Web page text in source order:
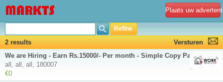
Plaats uw
Refine
2 results
Versturen
We are Hiring - Earn Rs.15000/- Per month - Simple Copy Paste Jobs
all, all, all, 180007
€0